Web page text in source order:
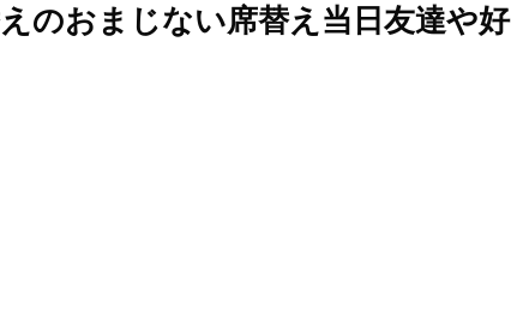
のおまじない席替え当日友達や好